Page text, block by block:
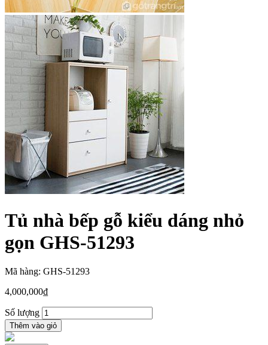
Tủ nhà bếp gỗ kiểu dáng nhỏ
gọn GHS-51293
Mã hàng: GHS-51293
4,000,000₫
Số lượng
Thêm vào giỏ